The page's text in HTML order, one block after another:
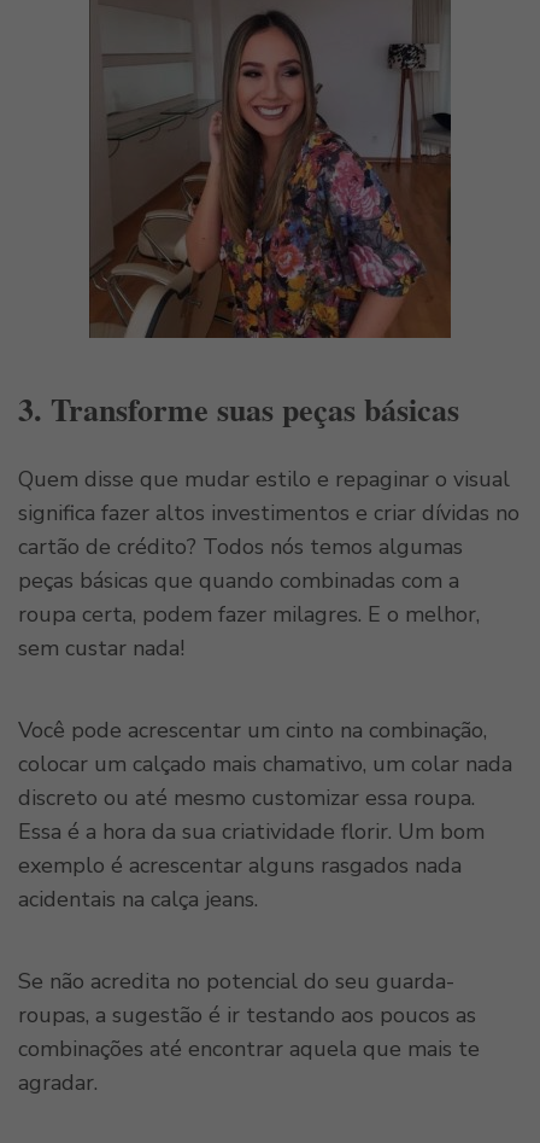
3. Transforme suas peças básicas
Quem disse que mudar estilo e repaginar o visual
significa fazer altos investimentos e criar dívidas no
cartão de crédito? Todos nós temos algumas
peças básicas que quando combinadas com a
roupa certa, podem fazer milagres. E o melhor,
sem custar nada!
Você pode acrescentar um cinto na combinação,
colocar um calçado mais chamativo, um colar nada
discreto ou até mesmo customizar essa roupa.
Essa é a hora da sua criatividade florir. Um bom
exemplo é acrescentar alguns rasgados nada
acidentais na calça jeans.
Se não acredita no potencial do seu guarda-
roupas, a sugestão é ir testando aos poucos as
combinações até encontrar aquela que mais te
agradar.